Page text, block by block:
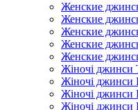
Женские
Женские
Женские
Женские
Женские
Жіночі
Жіночі джинси
Жіночі
Жіночі